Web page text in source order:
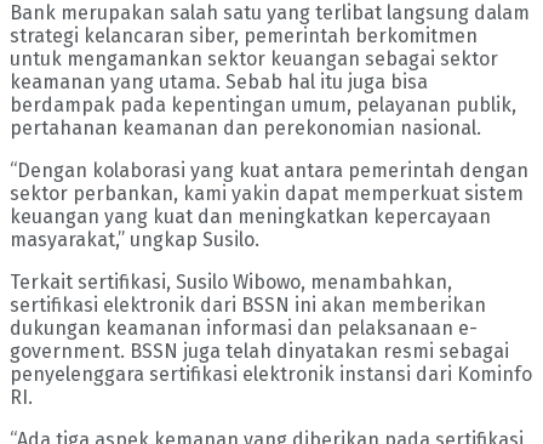
Bank merupakan salah satu yang terlibat langsung dalam
strategi kelancaran siber, pemerintah berkomitmen
untuk mengamankan sektor keuangan sebagai sektor
keamanan yang utama. Sebab hal itu juga bisa
berdampak pada kepentingan umum, pelayanan publik,
pertahanan keamanan dan perekonomian nasional.
“Dengan kolaborasi yang kuat antara pemerintah dengan
sektor perbankan, kami yakin dapat memperkuat sistem
keuangan yang kuat dan meningkatkan kepercayaan
masyarakat,” ungkap Susilo.
Terkait sertifikasi, Susilo Wibowo, menambahkan,
sertifikasi elektronik dari BSSN ini akan memberikan
dukungan keamanan informasi dan pelaksanaan e-
government. BSSN juga telah dinyatakan resmi sebagai
penyelenggara sertifikasi elektronik instansi dari Kominfo
RI.